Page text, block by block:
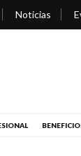
Noticias